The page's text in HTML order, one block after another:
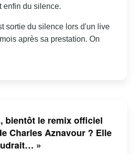
enfin du silence.
sortie du silence lors d'un live
après sa prestation. On
bientôt le remix officiel
Charles Aznavour ? Elle
»